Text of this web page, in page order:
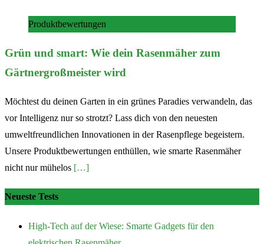
Produktbewertungen
Grün und smart: Wie dein Rasenmäher zum
Gärtnergroßmeister wird
Möchtest du deinen Garten in ein grünes Paradies verwandeln, das
vor Intelligenz nur so strotzt? Lass dich von den neuesten
umweltfreundlichen Innovationen in der Rasenpflege begeistern.
Unsere Produktbewertungen enthüllen, wie smarte Rasenmäher
nicht nur mühelos […]
Neueste Tests
High-Tech auf der Wiese: Smarte Gadgets für den